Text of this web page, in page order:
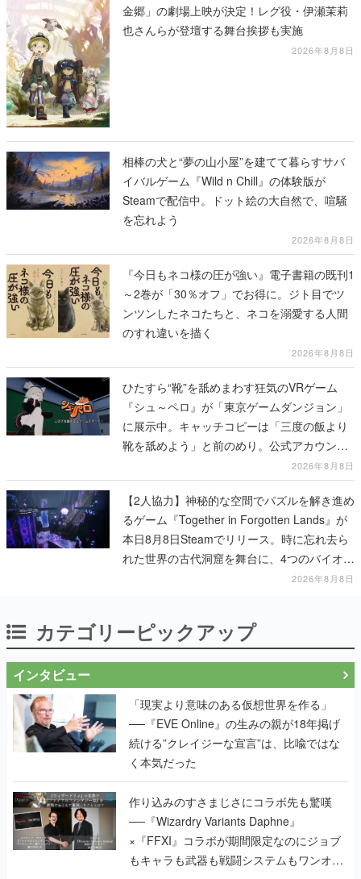
金郷」の劇場上映が決定！レグ役・伊瀬茉莉
也さんらが登壇する舞台挨拶も実施
2026年8月8日
相棒の犬と“夢の山小屋”を建てて暮らすサバ
イバルゲーム『Wild n Chill』の体験版が
Steamで配信中。ドット絵の大自然で、喧騒
を忘れよう
2026年8月8日
『今日もネコ様の圧が強い』電子書籍の既刊1
～2巻が「30％オフ」でお得に。ジト目でツ
ンツンしたネコたちと、ネコを溺愛する人間
のすれ違いを描く
2026年8月8日
ひたすら“靴”を舐めまわす狂気のVRゲーム
『シュ～ペロ』が「東京ゲームダンジョン」
に展示中。キャッチコピーは「三度の飯より
靴を舐めよう」と前のめり。公式アカウント
も開設され、2026年リリースに向けて開発中
2026年8月8日
【2人協力】神秘的な空間でパズルを解き進め
るゲーム『Together in Forgotten Lands』が
本日8月8日Steamでリリース。時に忘れ去ら
れた世界の古代洞窟を舞台に、4つのバイオー
2026年8月8日
カテゴリーピックアップ
インタビュー
「現実より意味のある仮想世界を作る」
──『EVE Online』の生みの親が18年掲げ
続ける”クレイジーな宣言”は、比喩ではな
く本気だった
作り込みのすさまじさにコラボ先も驚嘆
──『Wizardry Variants Daphne』
×『FFXI』コラボが期間限定なのにジョブ
もキャラも武器も戦闘システムもワンオフ